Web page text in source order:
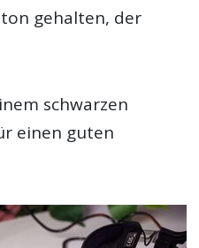
gehalten, der
schwarzen
einen guten